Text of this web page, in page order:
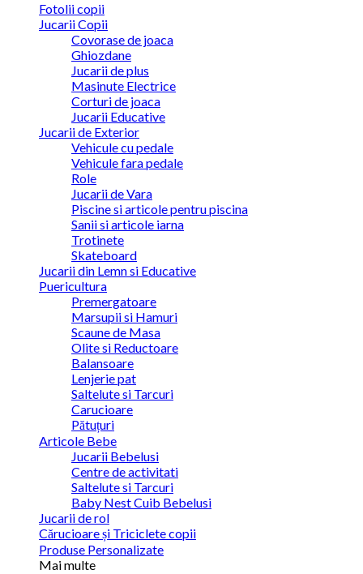
Fotolii copii
Jucarii Copii
Covorase de joaca
Ghiozdane
Jucarii de plus
Masinute Electrice
Corturi de joaca
Jucarii Educative
Jucarii de Exterior
Vehicule cu pedale
Vehicule fara pedale
Role
Jucarii de Vara
Piscine si articole pentru piscina
Sanii si articole iarna
Trotinete
Skateboard
Jucarii din Lemn si Educative
Puericultura
Premergatoare
Marsupii si Hamuri
Scaune de Masa
Olite si Reductoare
Balansoare
Lenjerie pat
Saltelute si Tarcuri
Carucioare
Pătuțuri
Articole Bebe
Jucarii Bebelusi
Centre de activitati
Saltelute si Tarcuri
Baby Nest Cuib Bebelusi
Jucarii de rol
Cărucioare și Triciclete copii
Produse Personalizate
Mai multe